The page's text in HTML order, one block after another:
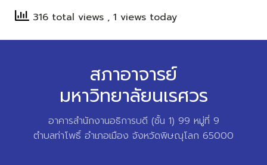
316 total views , 1 views today
สภาอาจารย์
มหาวิทยาลัยนเรศวร
อาคารสำนักงานอธิการบดี (ชั้น 1) 99 หมู่ที่ 9
ตำบลท่าโพธิ์ อำเภอเมือง จังหวัดพิษณุโลก 65000